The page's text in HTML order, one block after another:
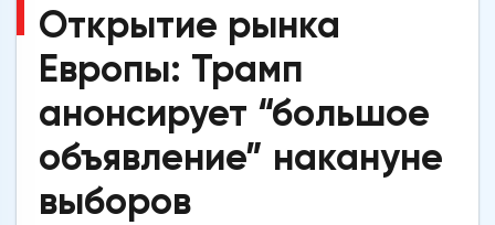
Открытие рынка
Европы: Трамп
анонсирует “большое
объявление” накануне
выборов